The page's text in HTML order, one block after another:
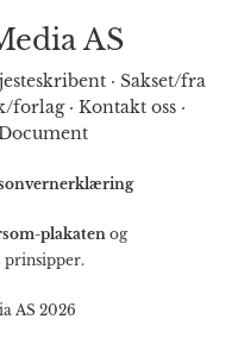
AS
· Sakset/fra
forlag· Kontakt oss·
plakatenog
prinsipper.
AS 2026